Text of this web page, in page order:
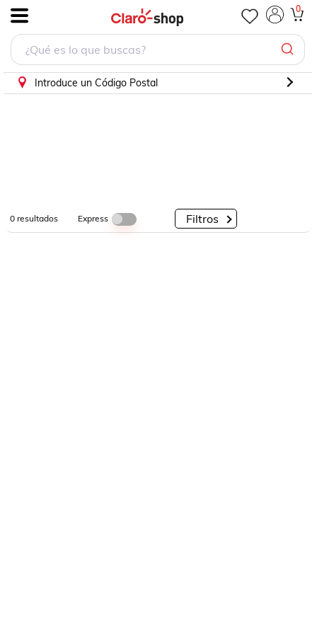
0
Introduce un Código Postal
0resultados Express Filtros
PorCategorías
PorMarcas
PorDescuento